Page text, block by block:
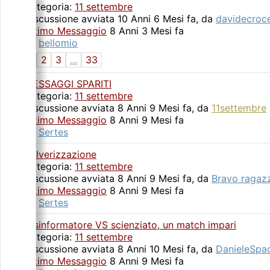
Categoria: 11 settembre
Discussione avviata 10 Anni 6 Mesi fa, da
Ultimo Messaggio 8 Anni 3 Mesi fa
bellomio
2 3 ...
33
MESSAGGI SPARITI
Categoria: 11 settembre
Discussione avviata 8 Anni 9 Mesi fa, da 11settembre
Ultimo Messaggio 8 Anni 9 Mesi fa
Sertes
Polverizzazione
Categoria: 11 settembre
Discussione avviata 8 Anni 9 Mesi fa, da Bravo
Ultimo Messaggio 8 Anni 9 Mesi fa
Sertes
Disinformatore VS scienziato, un match impari
Categoria: 11 settembre
Discussione avviata 8 Anni 10 Mesi fa, da
Ultimo Messaggio 8 Anni 9 Mesi fa